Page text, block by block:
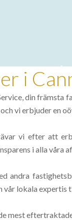
i
din främsta
vi erbjuder en
vi efter att
i alla våra
andra
vår lokala
mest